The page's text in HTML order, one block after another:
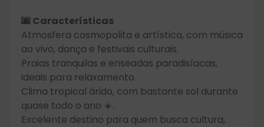
🌆 Características
Atmosfera cosmopolita e artística, com música
ao vivo, dança e festivais culturais.
Praias tranquilas e enseadas paradisíacas,
ideais para relaxamento.
Clima tropical árido, com bastante sol durante
quase todo o ano ☀️.
Excelente destino para quem busca cultura,